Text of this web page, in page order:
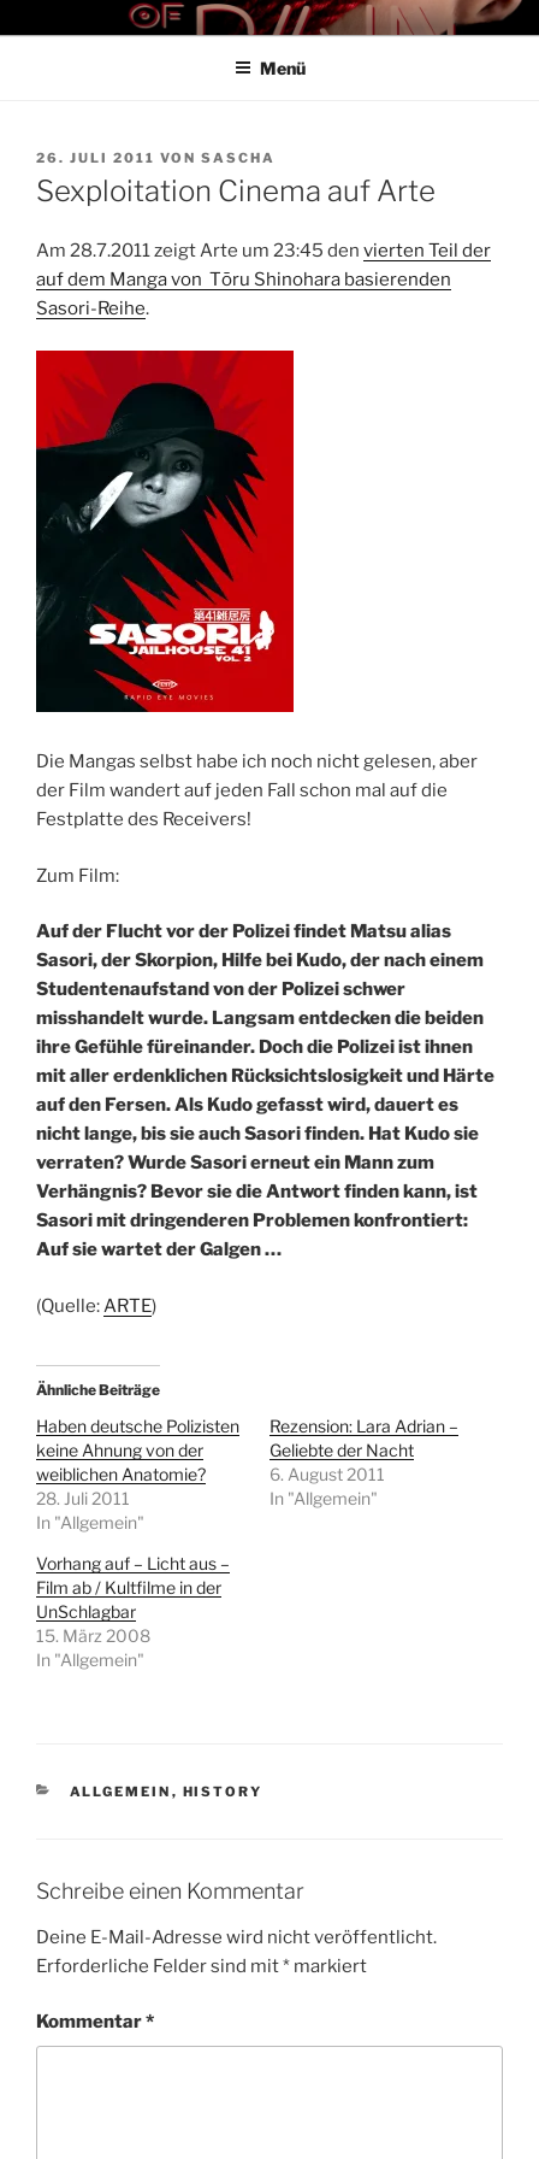
InhaltTHE ART OF PAIN
Der Blog für BDSM und Kinky Lifestyle
Menü
VERÖFFENTLICHT
AM
26. JULI 2011 VON SASCHA
Sexploitation Cinema auf Arte
Am 28.7.2011 zeigt Arte um 23:45 den vierten Teil der
auf dem Manga von Tōru Shinohara basierenden
Sasori-Reihe.
Die Mangas selbst habe ich noch nicht gelesen, aber
der Film wandert auf jeden Fall schon mal auf die
Festplatte des Receivers!
Zum Film:
Auf der Flucht vor der Polizei findet Matsu alias
Sasori, der Skorpion, Hilfe bei Kudo, der nach einem
Studentenaufstand von der Polizei schwer
misshandelt wurde. Langsam entdecken die beiden
ihre Gefühle füreinander. Doch die Polizei ist ihnen
mit aller erdenklichen Rücksichtslosigkeit und Härte
auf den Fersen. Als Kudo gefasst wird, dauert es
nicht lange, bis sie auch Sasori finden. Hat Kudo sie
verraten? Wurde Sasori erneut ein Mann zum
Verhängnis? Bevor sie die Antwort finden kann, ist
Sasori mit dringenderen Problemen konfrontiert:
Auf sie wartet der Galgen …
(Quelle:ARTE)
Ähnliche Beiträge
Haben deutsche Polizisten
keine Ahnung von der
weiblichen Anatomie?
28. Juli 2011
In "Allgemein"
Rezension: Lara Adrian –
Geliebte der Nacht
6. August 2011
In "Allgemein"
Vorhang auf – Licht aus –
Film ab / Kultfilme in der
UnSchlagbar
15. März 2008
In "Allgemein"
KATEGORIEN
ALLGEMEIN , HISTORY
Schreibe einen Kommentar
Deine E-Mail-Adresse wird nicht veröffentlicht.
Erforderliche Felder sind mit* markiert
Kommentar*